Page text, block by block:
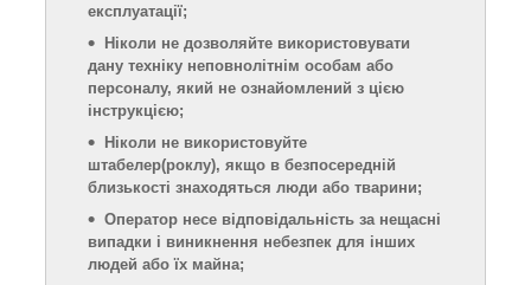
експлуатації;
Ніколи не дозволяйте використовувати
дану техніку неповнолітнім особам або
персоналу, який не ознайомлений з цією
інструкцією;
Ніколи не використовуйте
штабелер(роклу), якщо в безпосередній
близькості знаходяться люди або тварини;
Оператор несе відповідальність за нещасні
випадки і виникнення небезпек для інших
людей або їх майна;